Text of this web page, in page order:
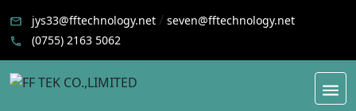
jys33@fftechnology.net / seven@fftechnology.net
(0755) 2163 5062